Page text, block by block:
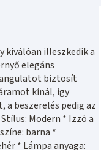
kiválóan illeszkedik a
elegáns
biztosít
kínál, így
a beszerelés pedig az
Modern * Izzó a
barna *
* Lámpa anyaga: